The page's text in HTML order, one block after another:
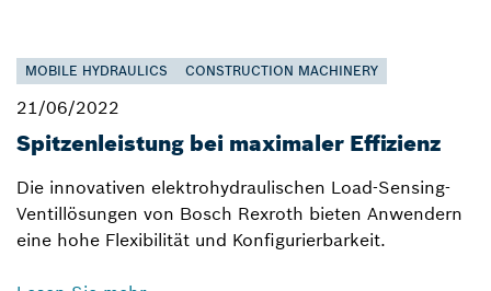
MOBILE HYDRAULICS CONSTRUCTION MACHINERY
21/06/2022
Spitzenleistung bei maximaler Effizienz
Die innovativen elektrohydraulischen Load-Sensing-
Ventillösungen von Bosch Rexroth bieten Anwendern
eine hohe Flexibilität und Konfigurierbarkeit.